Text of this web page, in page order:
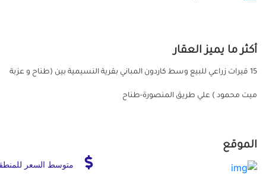
أكثر ما يميز العقار
15 قيرات زراعي للبيع وسط كاردون المباني بقرية النسيمية بين (طناح و عزبة
ميت محمود ) علي طريق المنصورة-طناح
الموقع
متوسط السعر